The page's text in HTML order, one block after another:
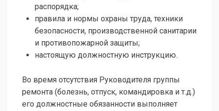
распорядка;
правила и нормы охраны труда, техники
безопасности, производственной сани­тарии
и противопожарной защиты;
настоящую должностную инструкцию.
Во время отсутствия Руководителя группы
ремонта (болезнь, отпуск, командировка и т.д.)
его должностные обязанности выполняет